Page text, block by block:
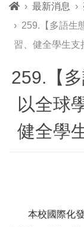
最新消息
259.【多語生
習、健全學生支
259.【
以全球
健全學
本校國際化